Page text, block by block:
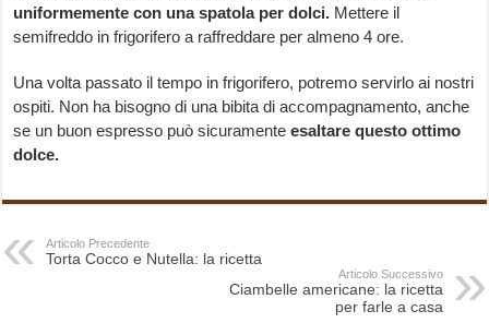
uniformemente con una spatola per dolci. Mettere il
semifreddo in frigorifero a raffreddare per almeno 4 ore.
Una volta passato il tempo in frigorifero, potremo servirlo ai nostri
ospiti. Non ha bisogno di una bibita di accompagnamento, anche
se un buon espresso può sicuramente esaltare questo ottimo
dolce.
Articolo Precedente
Torta Cocco e Nutella: la ricetta
Articolo Successivo
Ciambelle americane: la ricetta
per farle a casa